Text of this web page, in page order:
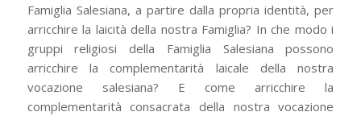
Famiglia Salesiana, a partire dalla propria identità, per
arricchire la laicità della nostra Famiglia? In che modo i
gruppi religiosi della Famiglia Salesiana possono
arricchire la complementarità laicale della nostra
vocazione salesiana? E come arricchire la
complementarità consacrata della nostra vocazione